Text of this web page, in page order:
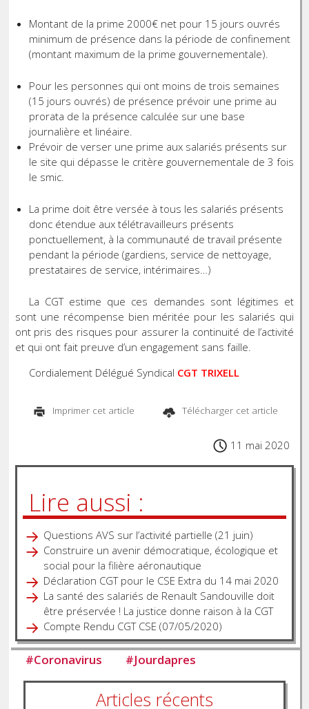
Montant de la prime 2000€ net pour 15 jours ouvrés
minimum de présence dans la période de confinement
(montant maximum de la prime gouvernementale).
Pour les personnes qui ont moins de trois semaines
(15 jours ouvrés) de présence prévoir une prime au
prorata de la présence calculée sur une base
journalière et linéaire.
Prévoir de verser une prime aux salariés présents sur
le site qui dépasse le critère gouvernementale de 3 fois
le smic.
La prime doit être versée à tous les salariés présents
donc étendue aux télétravailleurs présents
ponctuellement, à la communauté de travail présente
pendant la période (gardiens, service de nettoyage,
prestataires de service, intérimaires…)
La CGT estime que ces demandes sont légitimes et
sont une récompense bien méritée pour les salariés qui
ont pris des risques pour assurer la continuité de l’activité
et qui ont fait preuve d’un engagement sans faille.
Cordialement Délégué Syndical CGT TRIXELL
Imprimer cet article Télécharger cet article
11 mai 2020
Lire aussi :
Questions AVS sur l’activité partielle (21 juin)
Construire un avenir démocratique, écologique et
social pour la filière aéronautique
Déclaration CGT pour le CSE Extra du 14 mai 2020
La santé des salariés de Renault Sandouville doit
être préservée ! La justice donne raison à la CGT
Compte Rendu CGT CSE (07/05/2020)
#Coronavirus #Jourdapres
Articles récents